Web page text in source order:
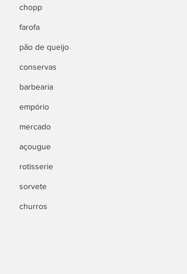
chopp
farofa
pão de queijo
conservas
barbearia
empório
mercado
açougue
rotisserie
sorvete
churros